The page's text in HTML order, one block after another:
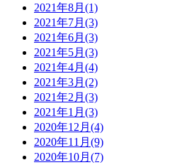
2021年8月(1)
2021年7月(3)
2021年6月(3)
2021年5月(3)
2021年4月(4)
2021年3月(2)
2021年2月(3)
2021年1月(3)
2020年12月(4)
2020年11月(9)
2020年10月(7)